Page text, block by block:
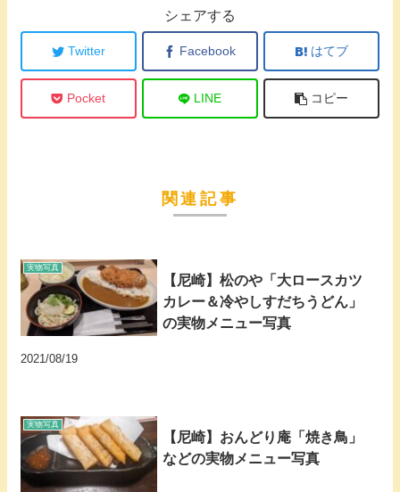
シェアする
Twitter Facebook はてブ
Pocket LINE コピー
関連記事
実物写真
【尼崎】松のや「大ロースカツ
カレー＆冷やしすだちうどん」
の実物メニュー写真
2021/08/19
実物写真
【尼崎】おんどり庵「焼き鳥」
などの実物メニュー写真